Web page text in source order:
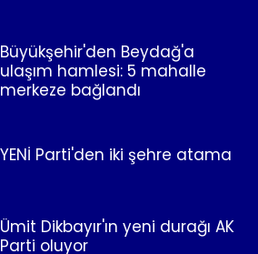
Büyükşehir'den Beydağ'a
ulaşım hamlesi: 5 mahalle
merkeze bağlandı
YENİ Parti'den iki şehre atama
Ümit Dikbayır'ın yeni durağı AK
Parti oluyor